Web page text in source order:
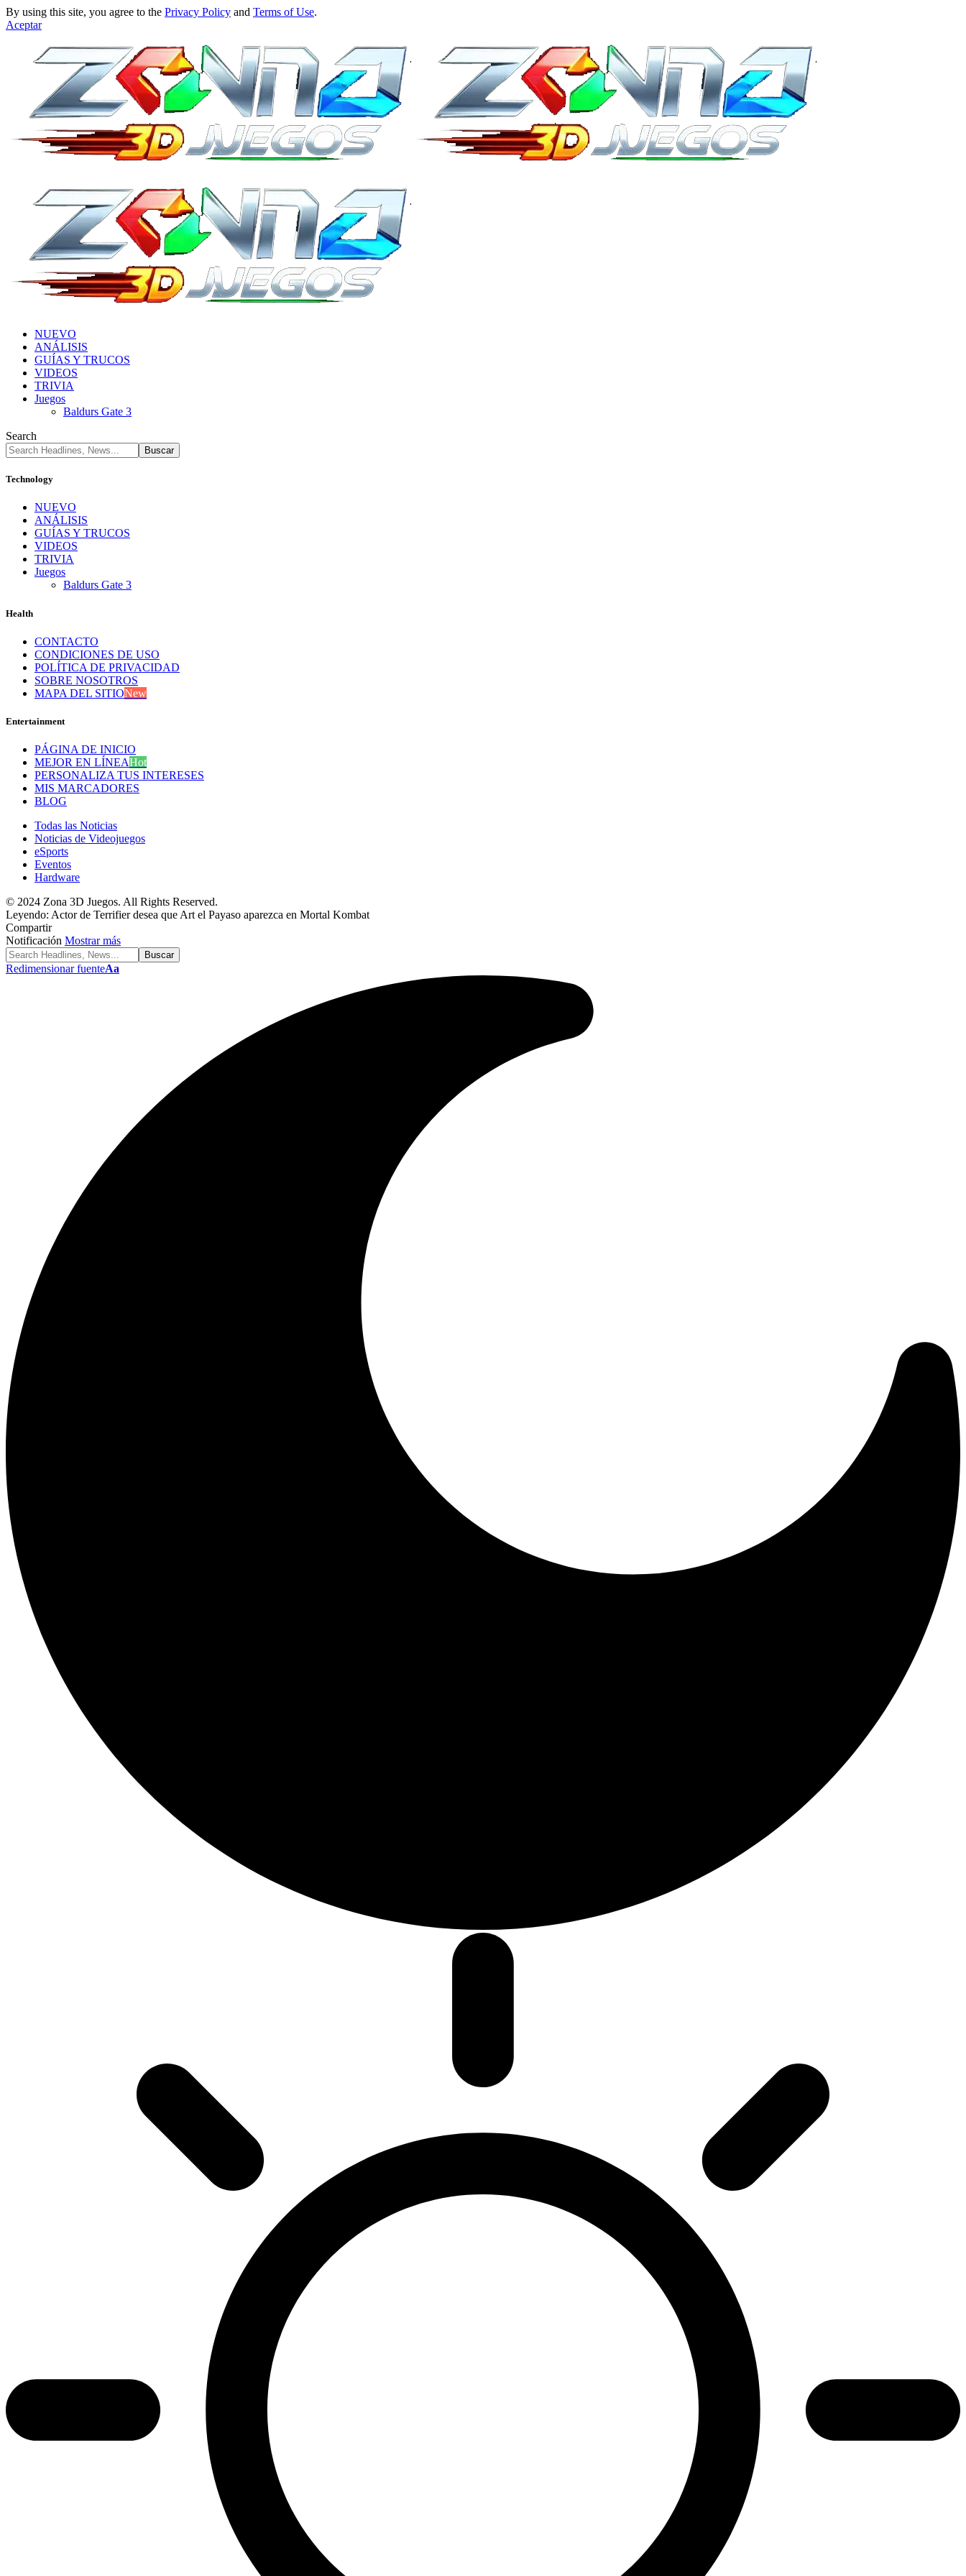
By using this site, you agree to the Privacy Policy and Terms of Use.
Aceptar
NUEVO
ANÁLISIS
GUÍAS Y TRUCOS
VIDEOS
TRIVIA
Juegos
Baldurs Gate 3
Search
Technology
NUEVO
ANÁLISIS
GUÍAS Y TRUCOS
VIDEOS
TRIVIA
Juegos
Baldurs Gate 3
Health
CONTACTO
CONDICIONES DE USO
POLÍTICA DE PRIVACIDAD
SOBRE NOSOTROS
MAPA DEL SITIONew
Entertainment
PÁGINA DE INICIO
MEJOR EN LÍNEAHot
PERSONALIZA TUS INTERESES
MIS MARCADORES
BLOG
Todas las Noticias
Noticias de Videojuegos
eSports
Eventos
Hardware
© 2024 Zona 3D Juegos. All Rights Reserved.
Leyendo: Actor de Terrifier desea que Art el Payaso aparezca en Mortal Kombat
Compartir
Notificación Mostrar más
Redimensionar fuenteAa